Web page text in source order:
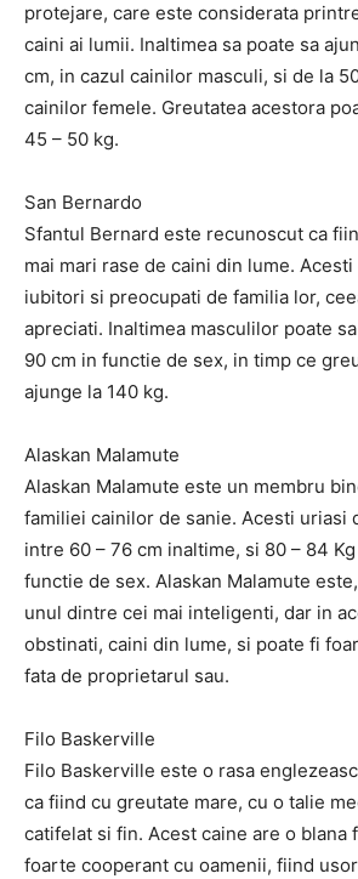
protejare, care este considerata
caini ai lumii. Inaltimea sa poate sa
cm, in cazul cainilor masculi, si de la
cainilor femele. Greutatea acestora
45 – 50 kg.
San Bernardo
Sfantul Bernard este recunoscut ca
mai mari rase de caini din lume.
iubitori si preocupati de familia lor,
apreciati. Inaltimea masculilor poate
90 cm in functie de sex, in timp ce
ajunge la 140 kg.
Alaskan Malamute
Alaskan Malamute este un membru
familiei cainilor de sanie. Acesti uriasi
intre 60 – 76 cm inaltime, si 80 – 84
functie de sex. Alaskan Malamute
unul dintre cei mai inteligenti, dar in
obstinati, caini din lume, si poate fi
fata de proprietarul sau.
Filo Baskerville
Filo Baskerville este o rasa
ca fiind cu greutate mare, cu o talie
catifelat si fin. Acest caine are o blana
foarte cooperant cu oamenii, fiind